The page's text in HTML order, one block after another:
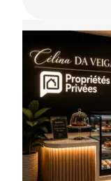
- Bail 3/6/9 en
- Honoraires